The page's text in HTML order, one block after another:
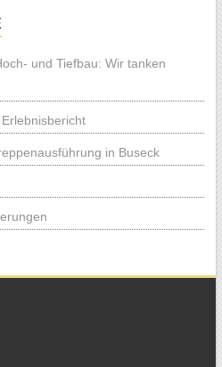
und Tiefbau: Wir tanken
in Buseck